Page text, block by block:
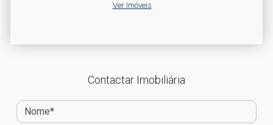
Ver Imóveis
Contactar Imobiliária